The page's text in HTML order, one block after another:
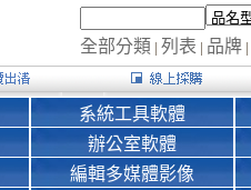
全部分類 | 列表 | 品牌|
系統工具軟體
辦公室軟體
編輯多媒體影像